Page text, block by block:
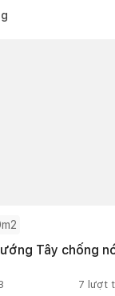
Tây chống
7 lượt